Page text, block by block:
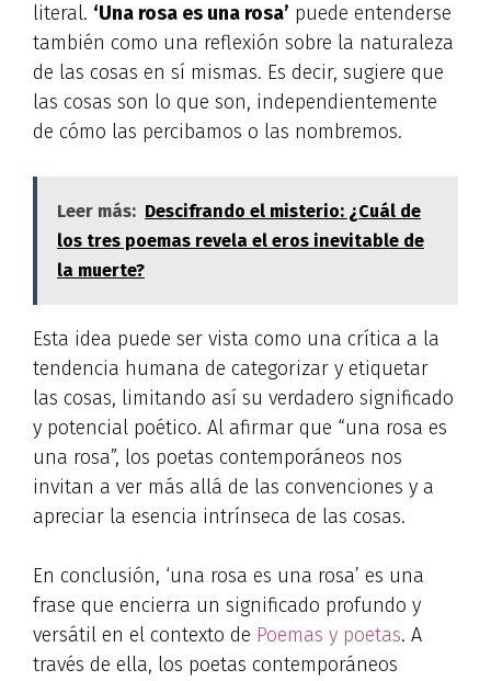
literal. ‘Una rosa es una rosa’ puede entenderse
también como una reflexión sobre la naturaleza
de las cosas en sí mismas. Es decir, sugiere que
las cosas son lo que son, independientemente
de cómo las percibamos o las nombremos.
Leer más: Descifrando el misterio: ¿Cuál de
los tres poemas revela el eros inevitable de
la muerte?
Esta idea puede ser vista como una crítica a la
tendencia humana de categorizar y etiquetar
las cosas, limitando así su verdadero significado
y potencial poético. Al afirmar que “una rosa es
una rosa”, los poetas contemporáneos nos
invitan a ver más allá de las convenciones y a
apreciar la esencia intrínseca de las cosas.
En conclusión, ‘una rosa es una rosa’ es una
frase que encierra un significado profundo y
versátil en el contexto de Poemas y poetas. A
través de ella, los poetas contemporáneos